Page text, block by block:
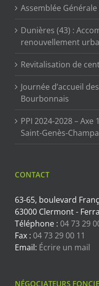
Assemblée
Dunières (43) :
renouvellement
Revitalisation de
Journée d’accueil
Bourbonnais
PPI 2024-2028 –
Saint-Genès-
CONTACT
63-65, boulevard
63000 Clermont -
Téléphone : 04 73 29
Fax : 04 73 29 00 11
Email: Écrire un mail
NÉGOCIATEURS